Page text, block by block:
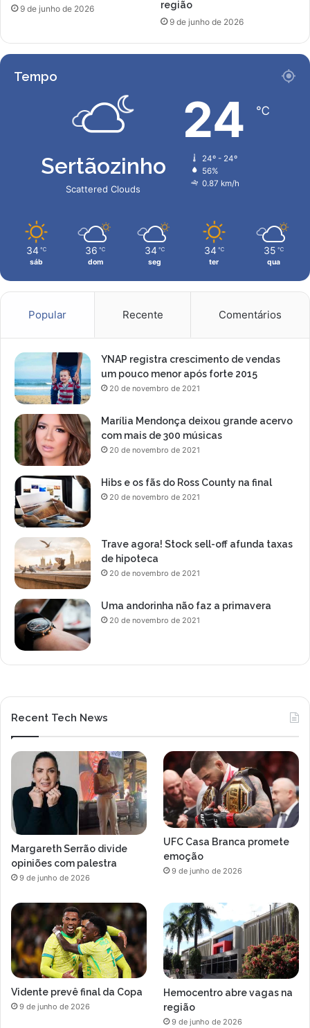
9 de junho de 2026 região
9 de junho de 2026
Tempo
Sertãozinho
Scattered Clouds
24 ℃
24º - 24º
56%
0.87 km/h
34 ℃
sáb
36 ℃
dom
34 ℃
seg
34 ℃
ter
35 ℃
qua
Popular Recente Comentários
YNAP registra crescimento de vendas
um pouco menor após forte 2015
20 de novembro de 2021
Marília Mendonça deixou grande acervo
com mais de 300 músicas
20 de novembro de 2021
Hibs e os fãs do Ross County na final
20 de novembro de 2021
Trave agora! Stock sell-off afunda taxas
de hipoteca
20 de novembro de 2021
Uma andorinha não faz a primavera
20 de novembro de 2021
Recent Tech News
Margareth Serrão divide
opiniões com palestra
9 de junho de 2026
UFC Casa Branca promete
emoção
9 de junho de 2026
Vidente prevê final da Copa
9 de junho de 2026
Hemocentro abre vagas na
região
9 de junho de 2026